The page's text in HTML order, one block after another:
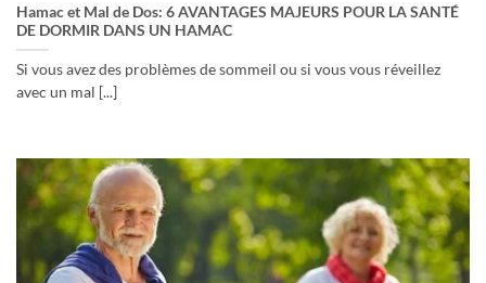
Hamac et Mal de Dos: 6 AVANTAGES MAJEURS POUR LA SANTÉ
DE DORMIR DANS UN HAMAC
Si vous avez des problèmes de sommeil ou si vous vous réveillez
avec un mal [...]